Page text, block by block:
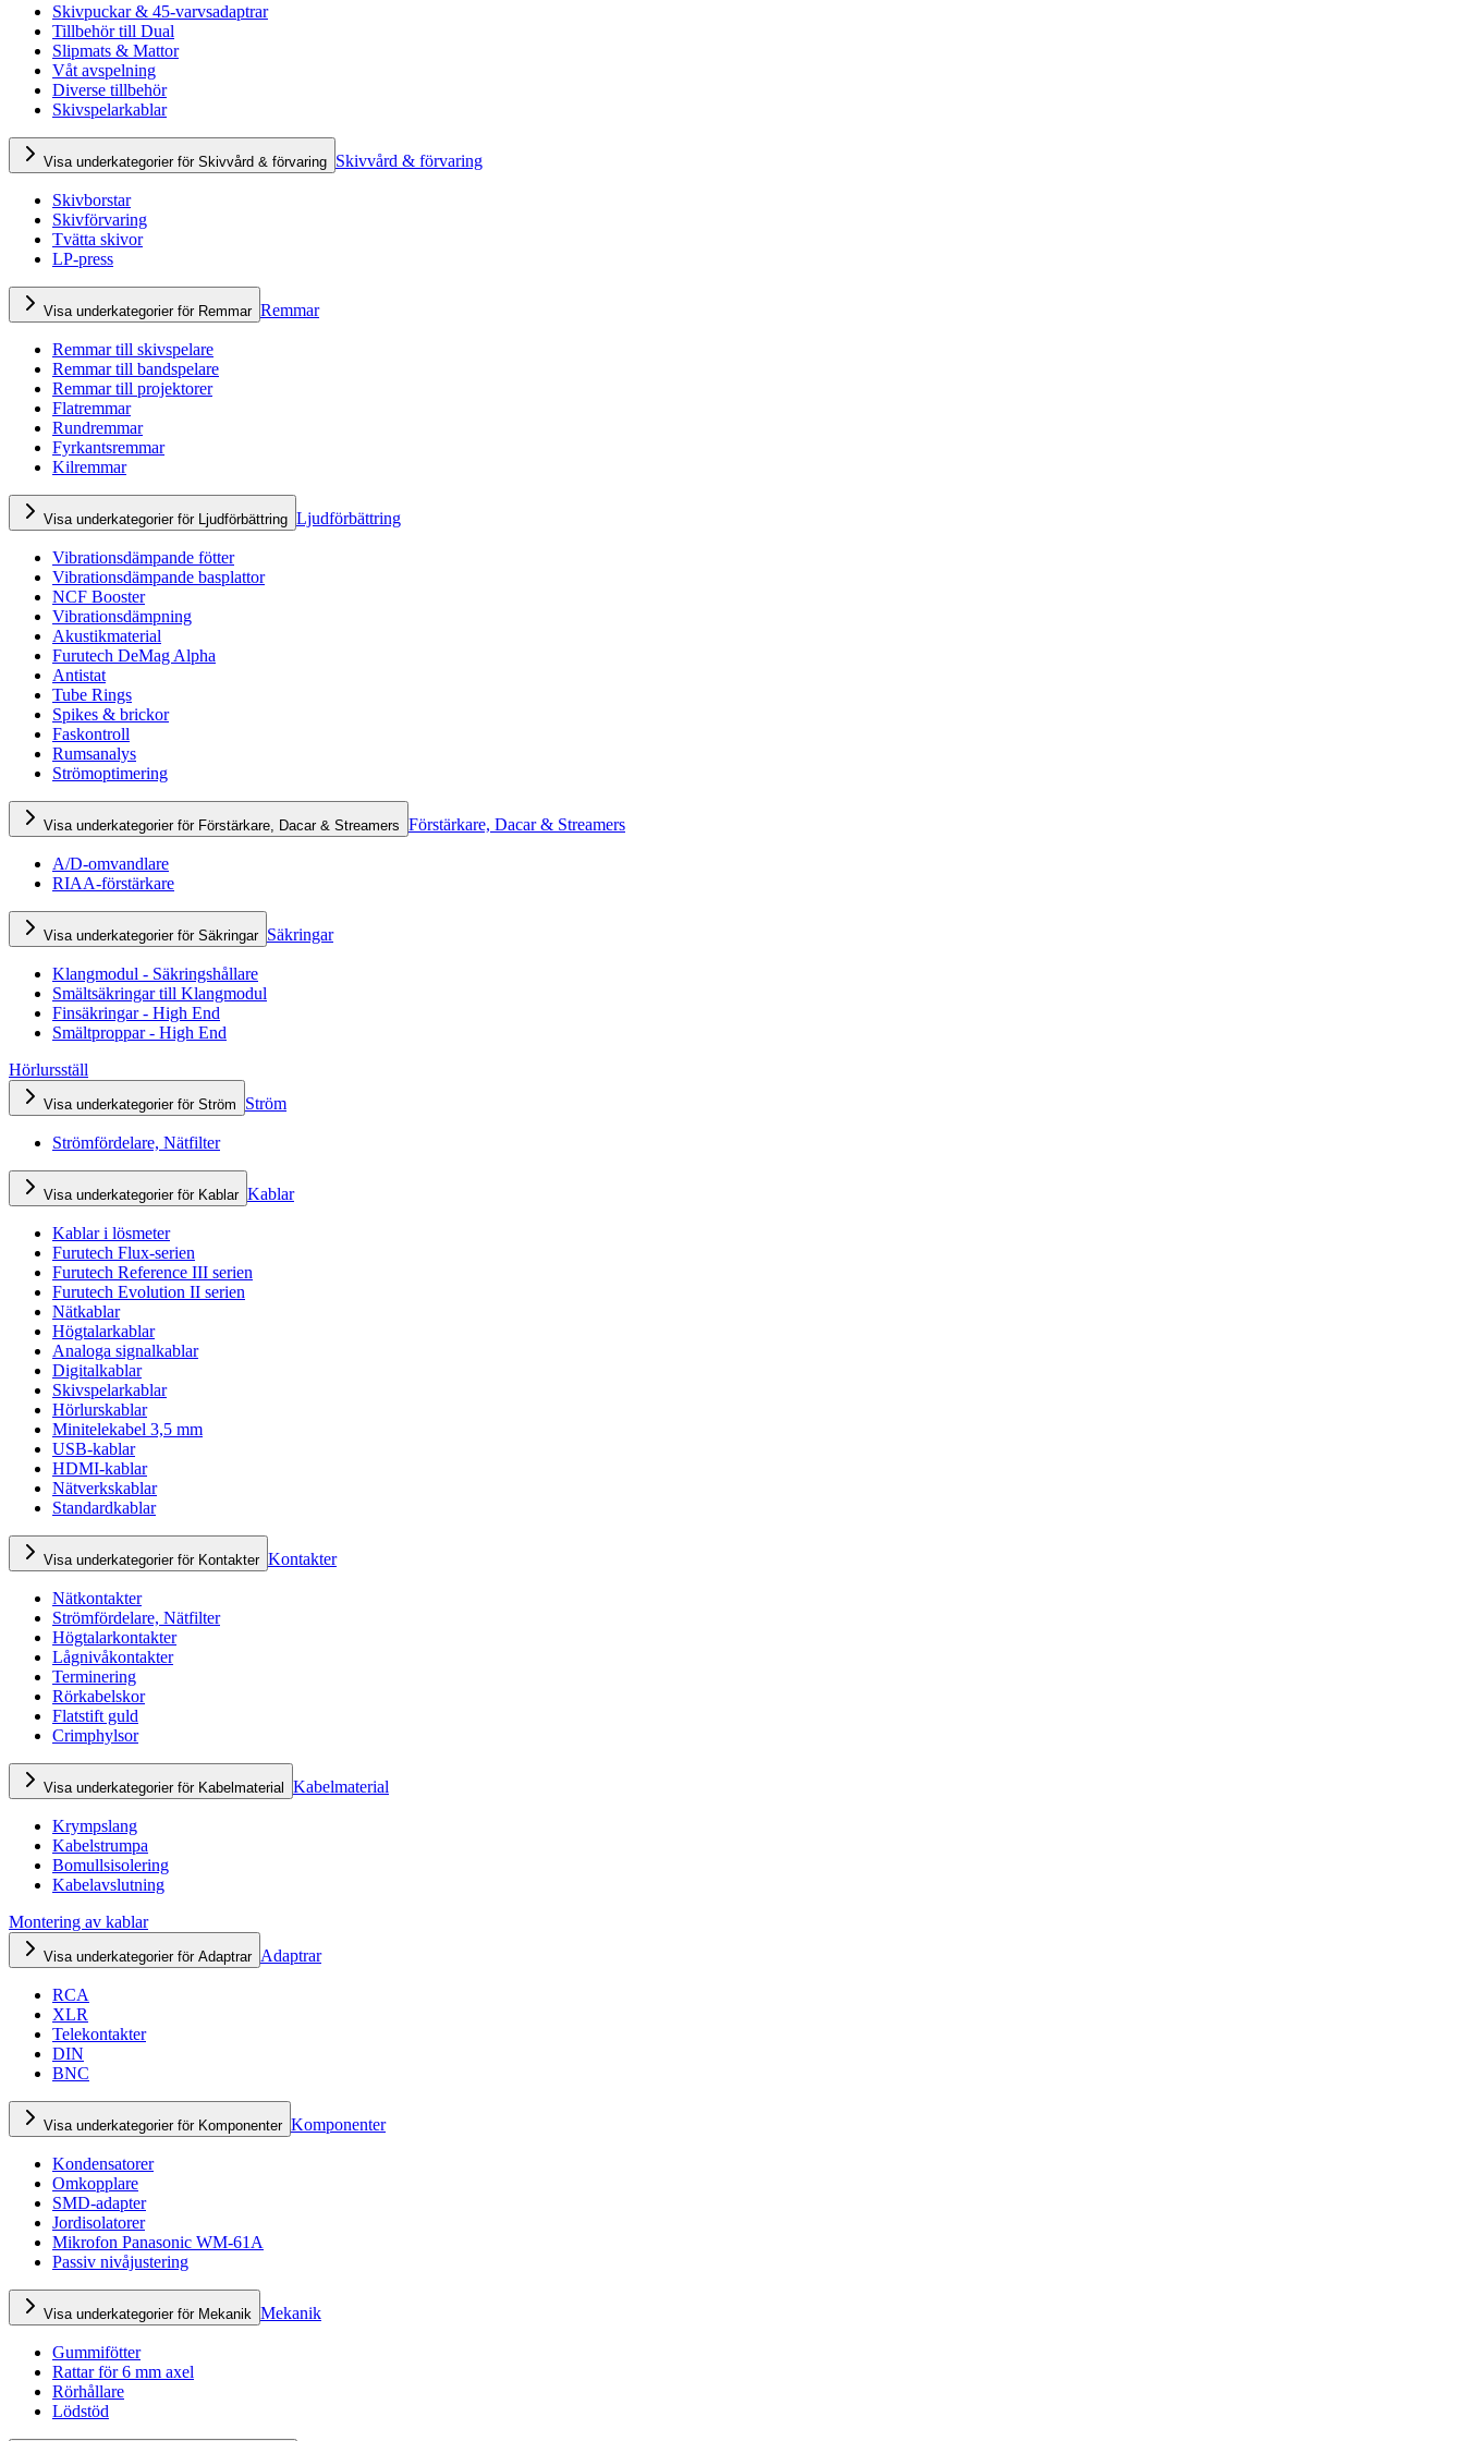
Skivpuckar & 45-varvsadaptrar
Tillbehör till Dual
Slipmats & Mattor
Våt avspelning
Diverse tillbehör
Skivspelarkablar
Visa underkategorier för Skivvård & förvaring Skivvård & förvaring
Skivborstar
Skivförvaring
Tvätta skivor
LP-press
Visa underkategorier för Remmar Remmar
Remmar till skivspelare
Remmar till bandspelare
Remmar till projektorer
Flatremmar
Rundremmar
Fyrkantsremmar
Kilremmar
Visa underkategorier för Ljudförbättring Ljudförbättring
Vibrationsdämpande fötter
Vibrationsdämpande basplattor
NCF Booster
Vibrationsdämpning
Akustikmaterial
Furutech DeMag Alpha
Antistat
Tube Rings
Spikes & brickor
Faskontroll
Rumsanalys
Strömoptimering
Visa underkategorier för Förstärkare, Dacar & Streamers Förstärkare, Dacar & Streamers
A/D-omvandlare
RIAA-förstärkare
Visa underkategorier för Säkringar Säkringar
Klangmodul - Säkringshållare
Smältsäkringar till Klangmodul
Finsäkringar - High End
Smältproppar - High End
Hörlursställ
Visa underkategorier för Ström Ström
Strömfördelare, Nätfilter
Visa underkategorier för Kablar Kablar
Kablar i lösmeter
Furutech Flux-serien
Furutech Reference III serien
Furutech Evolution II serien
Nätkablar
Högtalarkablar
Analoga signalkablar
Digitalkablar
Skivspelarkablar
Hörlurskablar
Minitelekabel 3,5 mm
USB-kablar
HDMI-kablar
Nätverkskablar
Standardkablar
Visa underkategorier för Kontakter Kontakter
Nätkontakter
Strömfördelare, Nätfilter
Högtalarkontakter
Lågnivåkontakter
Terminering
Rörkabelskor
Flatstift guld
Crimphylsor
Visa underkategorier för Kabelmaterial Kabelmaterial
Krympslang
Kabelstrumpa
Bomullsisolering
Kabelavslutning
Montering av kablar
Visa underkategorier för Adaptrar Adaptrar
RCA
XLR
Telekontakter
DIN
BNC
Visa underkategorier för Komponenter Komponenter
Kondensatorer
Omkopplare
SMD-adapter
Jordisolatorer
Mikrofon Panasonic WM-61A
Passiv nivåjustering
Visa underkategorier för Mekanik Mekanik
Gummifötter
Rattar för 6 mm axel
Rörhållare
Lödstöd